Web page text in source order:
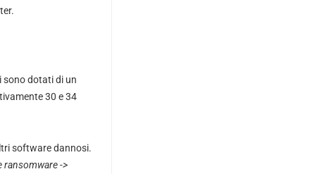
sono dotati di un
30 e 34
software dannosi.
ransomware ->